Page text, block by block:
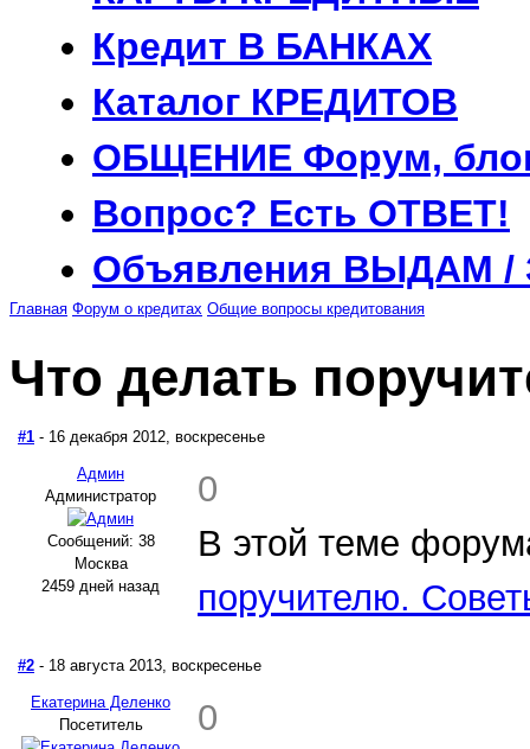
Кредит В БАНКАХ
Каталог КРЕДИТОВ
ОБЩЕНИЕ Форум,
Вопрос? Есть ОТВЕТ!
Объявления ВЫДАМ /
Главная Форум о кредитах Общие вопросы кредитования
Что делать
#1 - 16 декабря 2012, воскресенье
Админ
Администратор
Сообщений: 38
Москва
2459 дней назад
0
В этой теме
поручителю.
#2 - 18 августа 2013, воскресенье
Екатерина Деленко
Посетитель
0